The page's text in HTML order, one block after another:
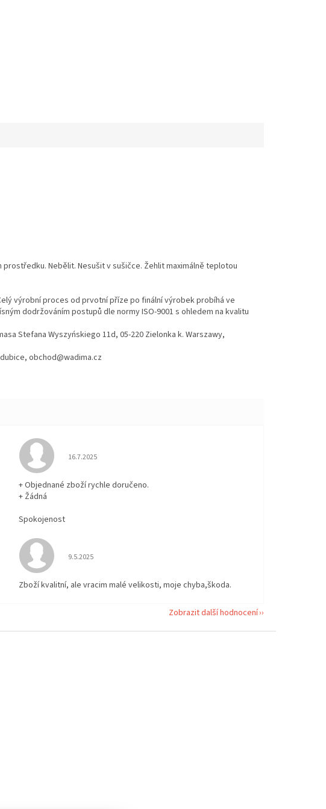
Nebělit. Nesušit v sušičce. Žehlit maximálně teplotou
výrobní proces od prvotní příze po finální výrobek probíhá ve
dodržováním postupů dle normy ISO-9001 s ohledem na kvalitu
Stefana Wyszyńskiego 11d, 05-220 Zielonka k. Warszawy,
obchod@wadima.cz
Hodnocení obchodu je 5 z 5 hvězdiček.
16.7.2025
+ Objednané zboží rychle doručeno.
+ Žádná
Spokojenost
Hodnocení obchodu je 5 z 5 hvězdiček.
9.5.2025
Zboží kvalitní, ale vracim malé velikosti, moje chyba,škoda.
Zobrazit další hodnocení